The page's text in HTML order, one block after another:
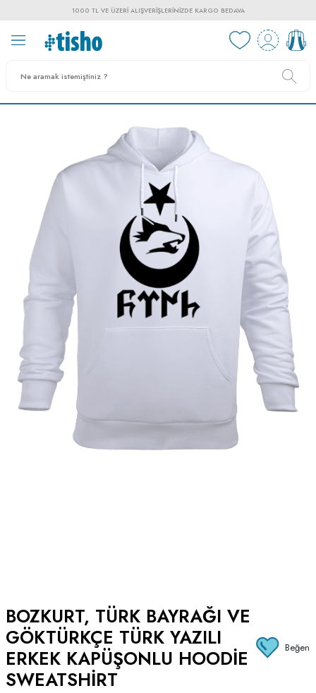
1000 TL VE ÜZERI ALIŞVERIŞLERINIZDE KARGO BEDAVA
BOZKURT, TÜRK BAYRAĞI VE
GÖKTÜRKÇE TÜRK YAZILI
ERKEK KAPÜŞONLU HOODIE
SWEATSHIRT
Beğen